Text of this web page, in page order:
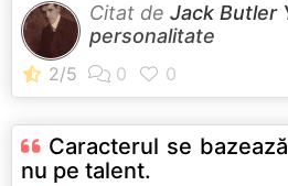
Citat de Jack Butler
personalitate
Caracterul se
nu pe talent.